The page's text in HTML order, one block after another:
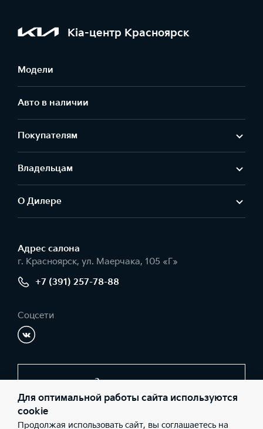
Kia-центр Красноярск
Модели
Авто в наличии
Покупателям
Владельцам
О Дилере
Адрес салонa
г. Красноярск, ул. Маерчака, 105 «Г»
+7 (391) 257-78-88
Соцсети
Заказать звонок
© 2026 Юридические лица ООО «КИА-центр Красноярск»
Для оптимальной работы сайта используются
cookie
Продолжая использовать сайт, вы соглашаетесь на